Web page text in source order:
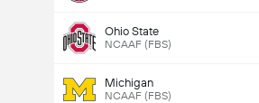
Ohio State
NCAAF (FBS)
Michigan
NCAAF (FBS)